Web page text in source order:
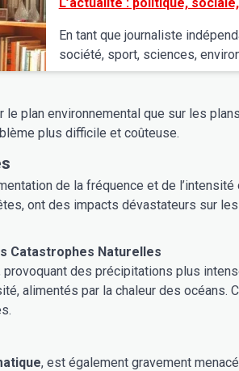
En tant que journaliste
société, sport, sciences,
le plan environnemental que sur les
plus difficile et coûteuse.
de la fréquence et de
ont des impacts dévastateurs sur
Catastrophes Naturelles
des précipitations plus
alimentés par la chaleur des
, est également gravement